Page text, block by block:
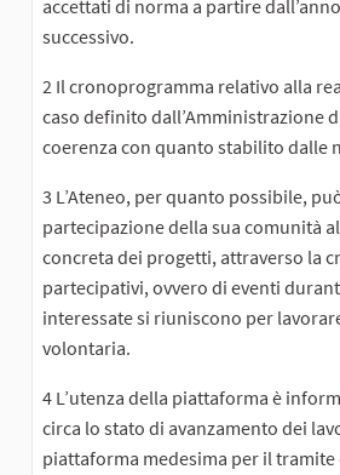
accettati di norma a partire
successivo.
2 Il cronoprogramma relativo alla
caso definito dall’Amministrazione
coerenza con quanto stabilito dalle
3 L’Ateneo, per quanto possibile,
partecipazione della sua comunità
concreta dei progetti, attraverso la
partecipativi, ovvero di eventi
interessate si riuniscono per
volontaria.
4 L’utenza della piattaforma è
circa lo stato di avanzamento dei
piattaforma medesima per il